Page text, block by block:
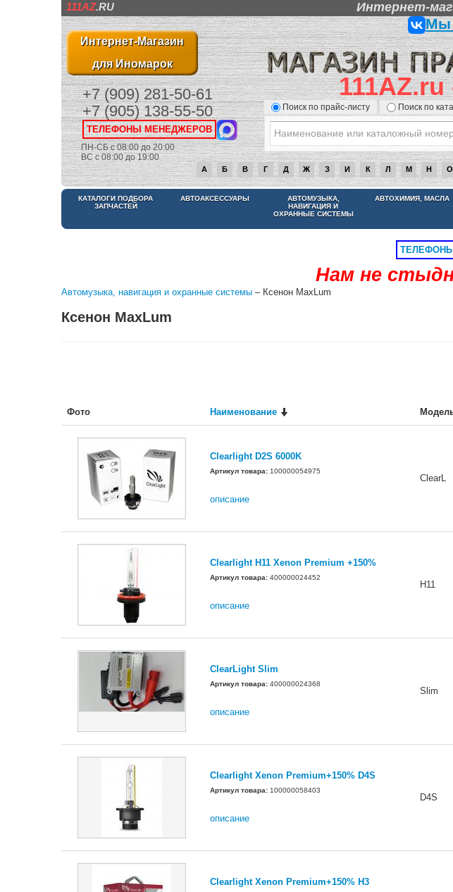
111AZ.RU Интернет-
Интернет-Магазин
для Иномарок
+7 (909) 281-50-61
+7 (905) 138-55-50
ТЕЛЕФОНЫ МЕНЕДЖЕРОВ
ПН-СБ с 08:00 до 20:00
ВС с 08:00 до 19:00
Мы
Поиск по прайс-листу Поиск по
А Б В Г Д Ж З И К Л М Н О
НАМ НЕ
КАТАЛОГИ ПОДБОРА
ЗАПЧАСТЕЙ
АВТОАКСЕССУАРЫ
АВТОМУЗЫКА,
НАВИГАЦИЯ И
ОХРАННЫЕ СИСТЕМЫ
АВТОХИМИЯ, МАСЛА
Нам не
Автомузыка, навигация и охранные системы – Ксенон MaxLum
Ксенон MaxLum
Фото Наименование
Clearlight D2S 6000K
Артикул товара: 100000054975
описание
ClearL
Clearlight H11 Xenon Premium +150%
Артикул товара: 400000024452
описание
H11
ClearLight Slim
Артикул товара: 400000024368
описание
Slim
Clearlight Xenon Premium+150% D4S
Артикул товара: 100000058403
описание
D4S
Clearlight Xenon Premium+150% H3